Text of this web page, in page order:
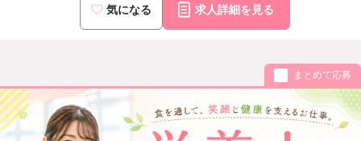
気になる 求人詳細を見る
まとめて応募